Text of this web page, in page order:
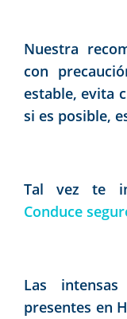
Nuestra
con
estable, evita
si es posible,
Tal vez te
Conduce
Las
presentes en